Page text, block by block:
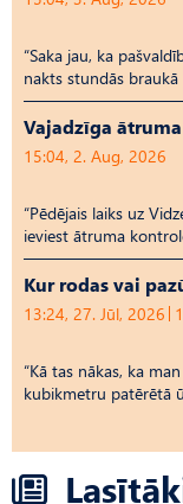
“Saka jau, ka
nakts stundās
Vajadzīga
15:04, 2. Aug, 2026
“Pēdējais laiks uz
ieviest ātruma
Kur rodas vai
13:24, 27. Jūl, 2026 1
“Kā tas nākas, ka
kubikmetru patērētā